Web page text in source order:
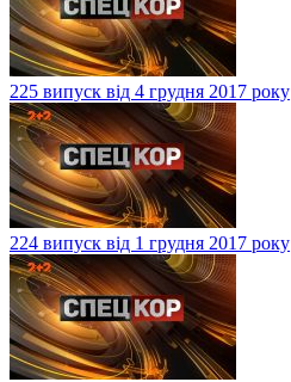
225 випуск від 4 грудня 2017 року
224 випуск від 1 грудня 2017 року